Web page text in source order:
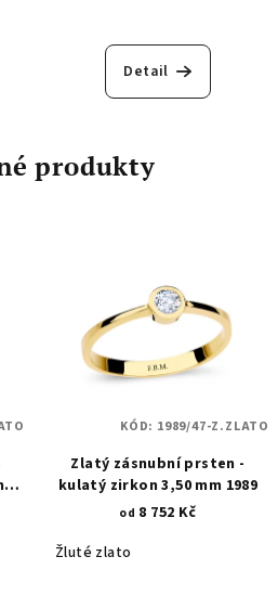
Detail
produkty
Zlatý zásnubní prsten -
kulatý zirkon 3,50 mm 1989
od 8 752 Kč
Žluté zlato
KÓD: 1989/47-Z.ZLATO